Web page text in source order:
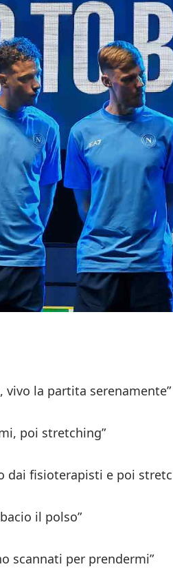
la partita serenamente”
poi stretching”
dai fisioterapisti e poi
il polso”
scannati per prendermi”